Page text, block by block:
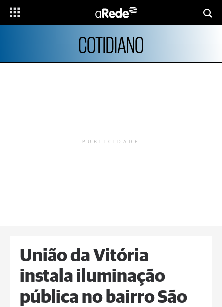
COTIDIANO
PUBLICIDADE
União da Vitória
instala iluminação
pública no bairro São